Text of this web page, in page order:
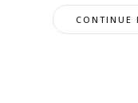
CONTINUE